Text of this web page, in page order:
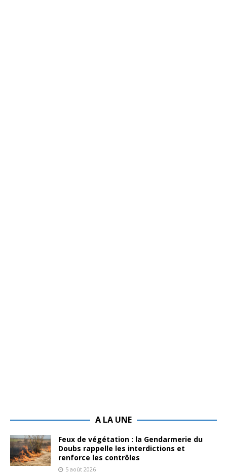
A LA UNE
Feux de végétation : la Gendarmerie du
Doubs rappelle les interdictions et
renforce les contrôles
5 août 2026